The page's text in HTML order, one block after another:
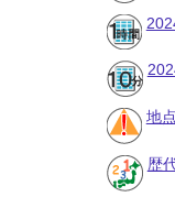
地
歴